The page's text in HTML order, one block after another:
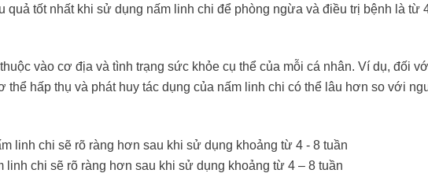
tốt nhất khi sử dụng nấm linh chi để phòng ngừa và điều trị bệnh là từ
vào cơ địa và tình trạng sức khỏe cụ thể của mỗi cá nhân. Ví dụ, đối
hấp thụ và phát huy tác dụng của nấm linh chi có thể lâu hơn so với
linh chi sẽ rõ ràng hơn sau khi sử dụng khoảng từ 4 – 8 tuần